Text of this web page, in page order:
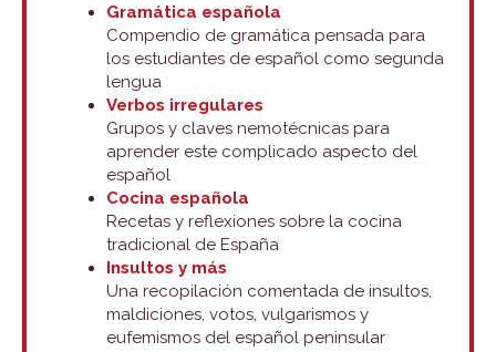
Gramática española
Compendio de gramática pensada para
los estudiantes de español como segunda
lengua
Verbos irregulares
Grupos y claves nemotécnicas para
aprender este complicado aspecto del
español
Cocina española
Recetas y reflexiones sobre la cocina
tradicional de España
Insultos y más
Una recopilación comentada de insultos,
maldiciones, votos, vulgarismos y
eufemismos del español peninsular